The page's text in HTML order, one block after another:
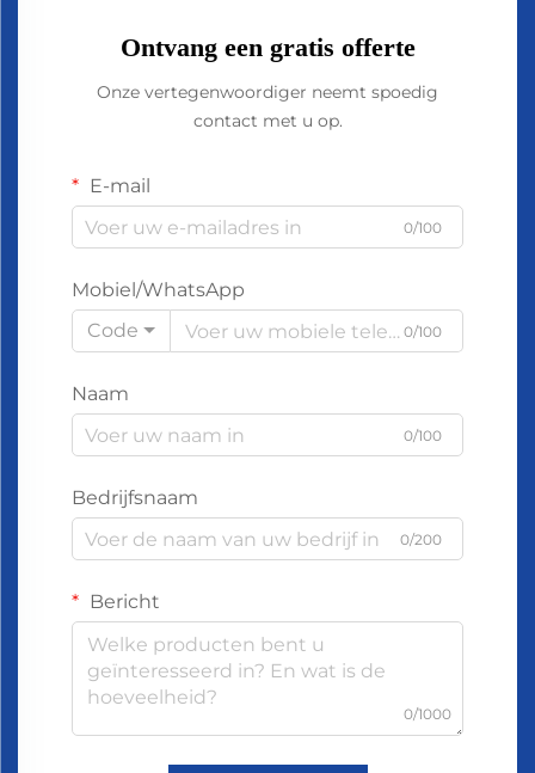
Ontvang een gratis offerte
Onze vertegenwoordiger neemt spoedig
contact met u op.
E-mail
0/100
Mobiel/WhatsApp
Code
0/100
Naam
0/100
Bedrijfsnaam
0/200
Bericht
0/1000